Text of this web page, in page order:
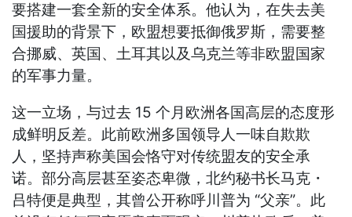
要搭建一套全新的安全体系。他认为，在失去美
国援助的背景下，欧盟想要抵御俄罗斯，需要整
合挪威、英国、土耳其以及乌克兰等非欧盟国家
的军事力量。
这一立场，与过去 15 个月欧洲各国高层的态度形
成鲜明反差。此前欧洲多国领导人一味自欺欺
人，坚持声称美国会恪守对传统盟友的安全承
诺。部分高层甚至姿态卑微，北约秘书长马克・
吕特便是典型，其曾公开称呼川普为 “父亲”。此